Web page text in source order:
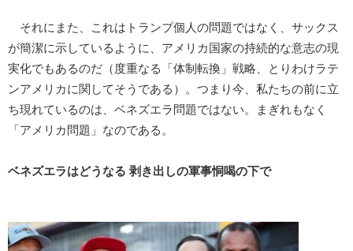
それにまた、これはトランプ個人の問題ではなく、サックス
が簡潔に示しているように、アメリカ国家の持続的な意志の現
実化でもあるのだ（度重なる「体制転換」戦略、とりわけラテ
ンアメリカに関してそうである）。つまり今、私たちの前に立
ち現れているのは、ベネズエラ問題ではない。まぎれもなく
「アメリカ問題」なのである。
ベネズエラはどうなる 剥き出しの軍事恫喝の下で